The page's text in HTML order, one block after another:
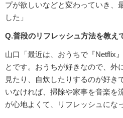
プが欲しいなどと変わっていき、
した」
Q.普段のリフレッシュ方法を教え
山口「最近は、おうちで『Netflix
とです。おうちが好きなので、外
見たり、自炊したりするのが好き
いなければ、掃除や家事を音楽を
が心地よくて、リフレッシュにな